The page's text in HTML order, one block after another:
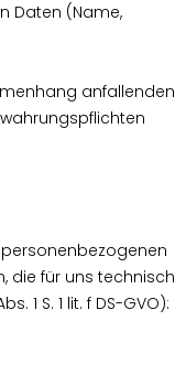
Daten (Name,
anfallenden
die für uns technisch
1 S. 1 lit. f DS-GVO):